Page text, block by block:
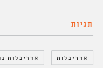
תגיות
אדריכלות אדריכלות